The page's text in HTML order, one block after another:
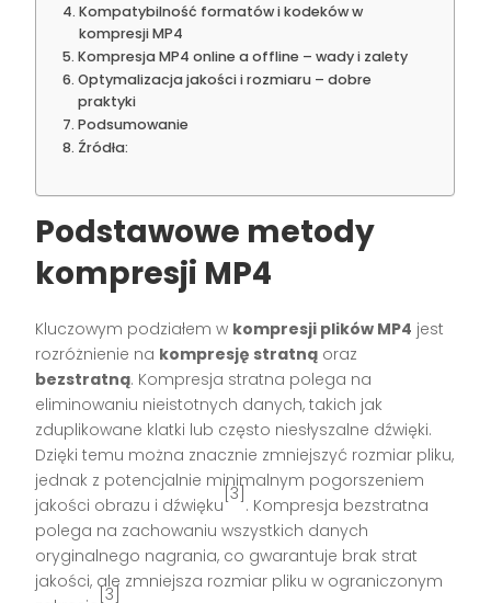
Kompatybilność formatów i kodeków w
kompresji MP4
Kompresja MP4 online a offline – wady i zalety
Optymalizacja jakości i rozmiaru – dobre
praktyki
Podsumowanie
Źródła:
Podstawowe metody
kompresji MP4
Kluczowym podziałem w kompresji plików MP4 jest
rozróżnienie na kompresję stratną oraz
bezstratną. Kompresja stratna polega na
eliminowaniu nieistotnych danych, takich jak
zduplikowane klatki lub często niesłyszalne dźwięki.
Dzięki temu można znacznie zmniejszyć rozmiar pliku,
jednak z potencjalnie minimalnym pogorszeniem
jakości obrazu i dźwięku
[3]
. Kompresja bezstratna
polega na zachowaniu wszystkich danych
oryginalnego nagrania, co gwarantuje brak strat
jakości, ale zmniejsza rozmiar pliku w ograniczonym
[3]